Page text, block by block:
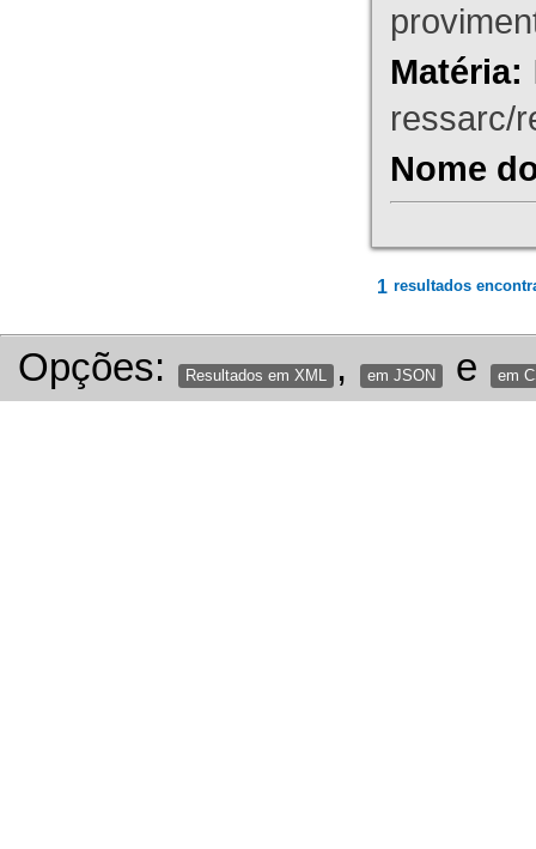
Matéria:
ressarc/
Nome
1 resultados
Opções: Resultados em XML , em JSON e em